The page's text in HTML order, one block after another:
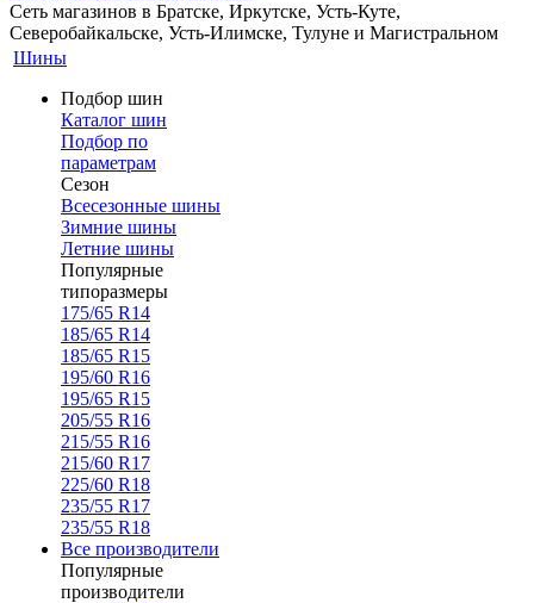
Сеть магазинов в Братске, Иркутске, Усть-Куте,
Северобайкальске, Усть-Илимске, Тулуне и Магистральном
Шины
Подбор шин
Каталог шин
Подбор по
параметрам
Сезон
Всесезонные шины
Зимние шины
Летние шины
Популярные
типоразмеры
175/65 R14
185/65 R14
185/65 R15
195/60 R16
195/65 R15
205/55 R16
215/55 R16
215/60 R17
225/60 R18
235/55 R17
235/55 R18
Все производители
Популярные
производители